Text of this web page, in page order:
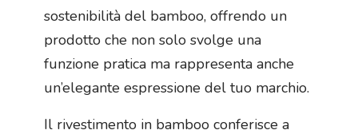
sostenibilità del bamboo, offrendo un
prodotto che non solo svolge una
funzione pratica ma rappresenta anche
un’elegante espressione del tuo marchio.
Il rivestimento in bamboo conferisce a